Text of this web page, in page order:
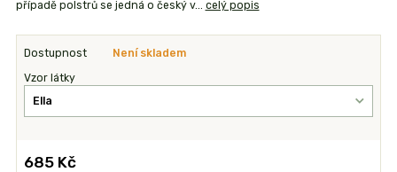
případě polstrů se jedná o český v... celý popis
Dostupnost Není skladem
Vzor látky
685 Kč